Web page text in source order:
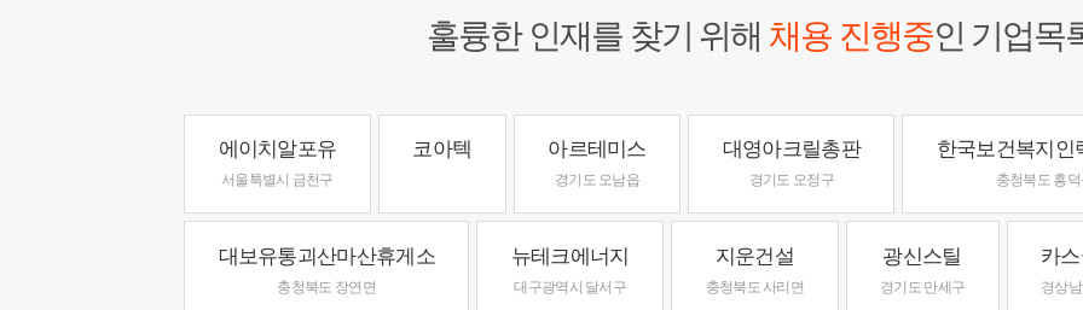
훌륭한 인재를 찾기 위해 채용 진행중인 기업목
에이치알포유
서울특별시 금천구
코아텍 아르테미스
경기도 오남읍
대영아크릴총판
경기도 오정구
한국보건복지인
충청북도 흥
대보유통괴산마산휴게소
충청북도 장연면
뉴테크에너지
대구광역시 달서구
지운건설
충청북도 사리면
광신스틸
경기도 만세구
카
경상